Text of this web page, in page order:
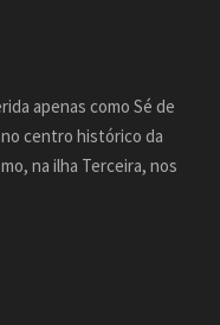
apenas como Sé de
centro histórico da
na ilha Terceira, nos